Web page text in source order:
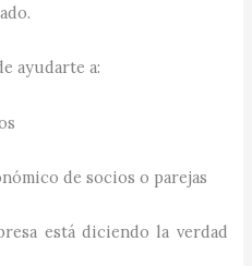
ayudarte a:
de socios o parejas
está diciendo la verdad